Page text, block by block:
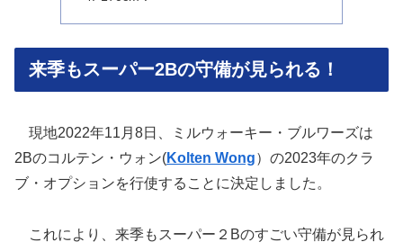
来季もスーパー2Bの守備が見られる！
現地2022年11月8日、ミルウォーキー・ブルワーズは
2Bのコルテン・ウォン(Kolten Wong）の2023年のクラ
ブ・オプションを行使することに決定しました。
これにより、来季もスーパー２Bのすごい守備が見られ